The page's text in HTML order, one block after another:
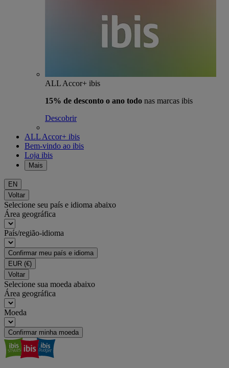
ALL Accor+ ibis
15% de desconto o ano todo nas marcas ibis
Descobrir
ALL Accor+ ibis
Bem-vindo ao ibis
Loja ibis
Mais
EN
Voltar
Selecione seu país e idioma abaixo
Área geográfica
País/região-idioma
Confirmar meu país e idioma
EUR (€)
Voltar
Selecione sua moeda abaixo
Área geográfica
Moeda
Confirmar minha moeda